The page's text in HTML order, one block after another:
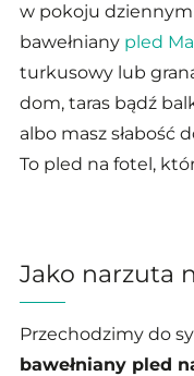
w pokoju dziennym
bawełniany pled
turkusowy lub
dom, taras bądź
albo masz słabość
To pled na fotel,
Jako narzuta
Przechodzimy do
bawełniany pled